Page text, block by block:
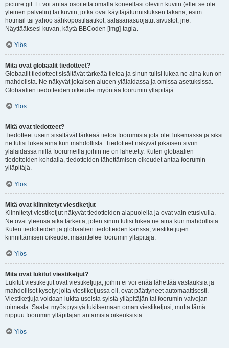
picture.gif. Et voi antaa osoitetta omalla koneellasi oleviin kuviin (ellei se ole
yleinen palvelin) tai kuviin, jotka ovat käyttäjätunnistuksen takana, esim.
hotmail tai yahoo sähköpostilaatikot, salasanasuojatut sivustot, jne.
Näyttääksesi kuvan, käytä BBCoden [img]-tagia.
Ylös
Mitä ovat globaalit tiedotteet?
Globaalit tiedotteet sisältävät tärkeää tietoa ja sinun tulisi lukea ne aina kun on
mahdolista. Ne näkyvät jokaisen alueen ylälaidassa ja omissa asetuksissa.
Globaalien tiedotteiden oikeudet myöntää foorumin ylläpitäjä.
Ylös
Mitä ovat tiedotteet?
Tiedotteet usein sisältävät tärkeää tietoa foorumista jota olet lukemassa ja siksi
ne tulisi lukea aina kun mahdollista. Tiedotteet näkyvät jokaisen sivun
ylälaidassa niillä foorumeilla joihin ne on lähetetty. Kuten globaalien
tiedotteiden kohdalla, tiedotteiden lähettämisen oikeudet antaa foorumin
ylläpitäjä.
Ylös
Mitä ovat kiinnitetyt viestiketjut
Kiinnitetyt viestiketjut näkyvät tiedotteiden alapuolella ja ovat vain etusivulla.
Ne ovat yleensä aika tärkeitä, joten sinun tulisi lukea ne aina kun mahdollista.
Kuten tiedotteiden ja globaalien tiedotteiden kanssa, viestiketjujen
kiinnittämisen oikeudet määrittelee foorumin ylläpitäjä.
Ylös
Mitä ovat lukitut viestiketjut?
Lukitut viestiketjut ovat viestiketjuja, joihin ei voi enää lähettää vastauksia ja
mahdolliset kyselyt joita viestiketjussa oli, ovat päättyneet automaattisesti.
Viestiketjuja voidaan lukita useista syistä ylläpitäjän tai foorumin valvojan
toimesta. Saatat myös pystyä lukitsemaan oman viestiketjusi, mutta tämä
riippuu foorumin ylläpitäjän antamista oikeuksista.
Ylös